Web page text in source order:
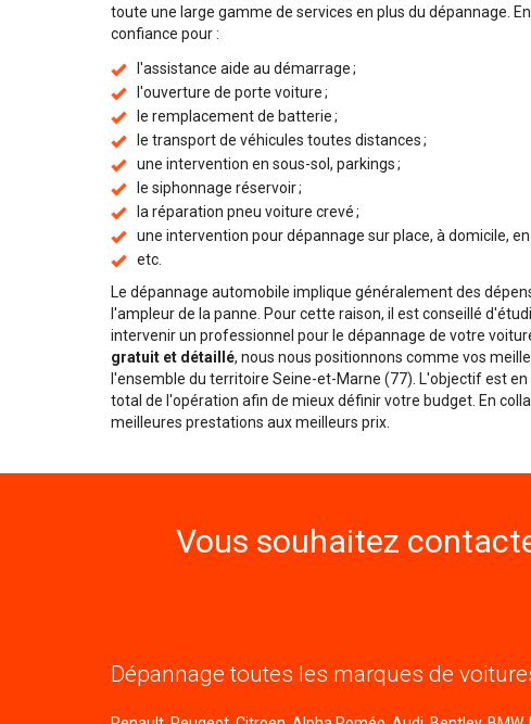
toute une large gamme de services en plus du dépannage.
confiance pour :
l'assistance aide au démarrage ;
l'ouverture de porte voiture ;
le remplacement de batterie ;
le transport de véhicules toutes distances ;
une intervention en sous-sol, parkings ;
le siphonnage réservoir ;
la réparation pneu voiture crevé ;
une intervention pour dépannage sur place, à domicile, en
etc.
Le dépannage automobile implique généralement des
l'ampleur de la panne. Pour cette raison, il est conseillé
intervenir un professionnel pour le dépannage de votre
gratuit et détaillé, nous nous positionnons comme vos
l'ensemble du territoire Seine-et-Marne (77). L'objectif est
total de l'opération afin de mieux définir votre budget. En
meilleures prestations aux meilleurs prix.
Vous souhaitez
Dépannage toutes les marques de